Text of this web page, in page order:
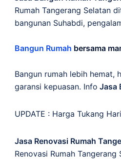
Rumah Tangerang Selatan
bangunan Suhabdi,
Bangun Rumah bersama
Bangun rumah lebih hemat,
garansi kepuasan. Info Jasa
UPDATE : Harga Tukang
Jasa Renovasi Rumah
Renovasi Rumah